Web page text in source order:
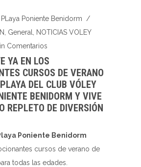
Poniente Benidorm /
General
NOTICIAS VOLEY
Comentarios
YA EN LOS
CURSOS DE VERANO
DEL CLUB VÓLEY
BENIDORM Y VIVE
REPLETO DE DIVERSIÓN
Poniente Benidorm
cursos de verano de
todas las edades.